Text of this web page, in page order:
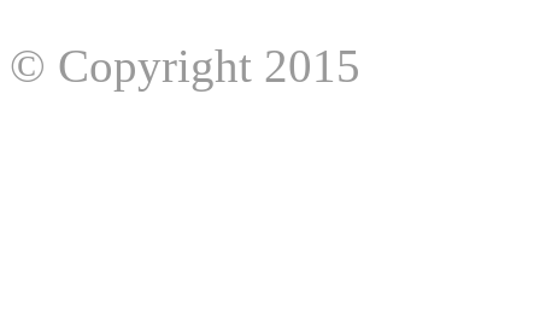
© Copyright 2015